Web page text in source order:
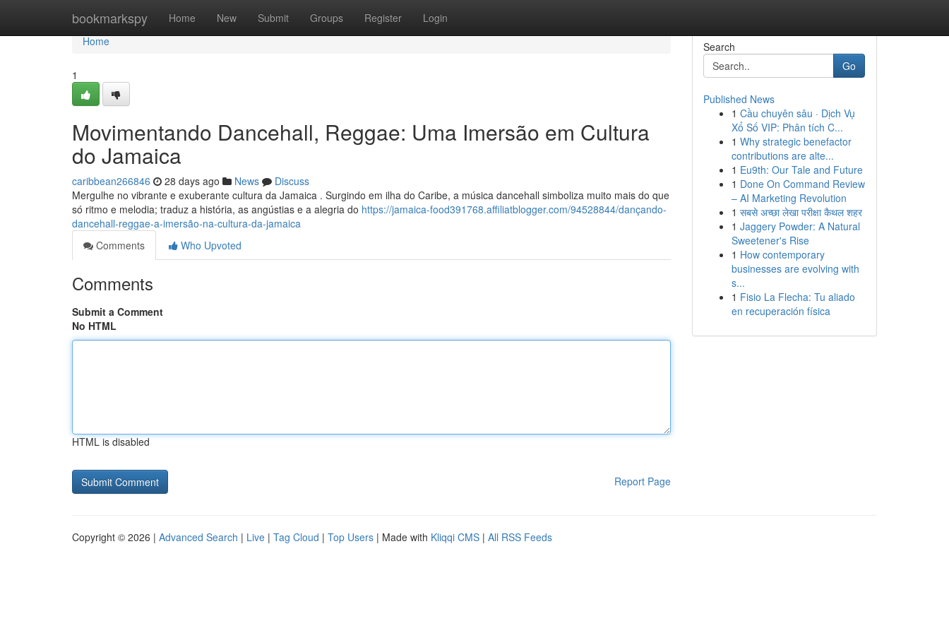
bookmarkspy Home New Submit Groups Register Login
Home
Home
1
Movimentando Dancehall, Reggae: Uma Imersão em Cultura
do Jamaica
caribbean266846 28 days ago News
Discuss
Mergulhe no vibrante e exuberante cultura da Jamaica . Surgindo em ilha do Caribe, a música dancehall simboliza muito mais do que
só ritmo e melodia; traduz a história, as angústias e a alegria do https://jamaica-food391768.affiliatblogger.com/94528844/dançando-
dancehall-reggae-a-imersão-na-cultura-da-jamaica
Comments
Who Upvoted
Comments
Submit a Comment
No HTML
HTML is disabled
Report Page
Search
Go
Published News
1 Cầu chuyên sâu · Dịch Vụ
Xổ Số VIP: Phân tích C...
1 Why strategic benefactor
contributions are alte...
1 Eu9th: Our Tale and Future
1 Done On Command Review
– AI Marketing Revolution
1 सबसे अच्छा लेखा परीक्षा कैथल शहर
1 Jaggery Powder: A Natural
Sweetener's Rise
1 How contemporary
businesses are evolving with
s...
1 Fisio La Flecha: Tu aliado
en recuperación física
Copyright © 2026 | Advanced Search | Live | Tag Cloud | Top Users | Made with Kliqqi CMS | All RSS Feeds